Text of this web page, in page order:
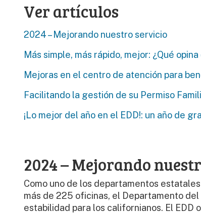
Ver artículos
2024 – Mejorando nuestro servicio
Más simple, más rápido, mejor: ¿Qué
Mejoras en el centro de atención para
Facilitando la gestión de su Permiso
¡Lo mejor del año en el EDD!: un año de
2024 – Mejorando
Como uno de los departamentos
más de 225 oficinas, el Departamento
estabilidad para los californianos. El